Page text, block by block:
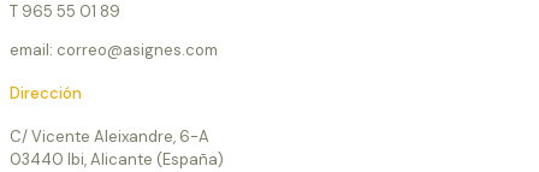
T 965 55 01 89
email: correo@asignes.com
Dirección
C/ Vicente Aleixandre, 6-A
03440 Ibi, Alicante (España)